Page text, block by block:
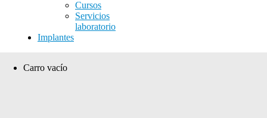
Cursos
Servicios
laboratorio
Implantes
Carro vacío